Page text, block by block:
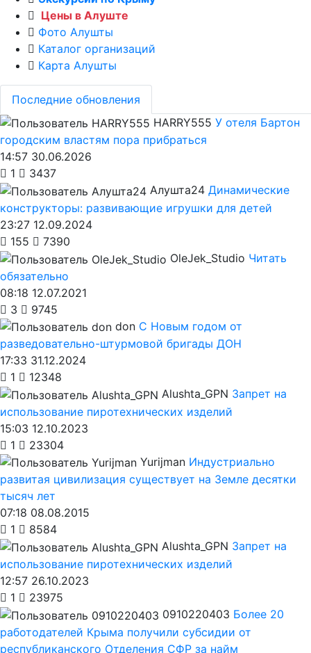
Цены в Алуште
Фото Алушты
Каталог организаций
Карта Алушты
Последние обновления
HARRY555 У отеля Бартон
городским властям пора прибраться
14:57 30.06.2026
1
3437
Алушта24 Динамические
конструкторы: развивающие игрушки для детей
23:27 12.09.2024
155
7390
OleJek_Studio Читать
обязательно
08:18 12.07.2021
3
9745
don С Новым годом от
разведовательно-штурмовой бригады ДОН
17:33 31.12.2024
1
12348
Alushta_GPN Запрет на
использование пиротехнических изделий
15:03 12.10.2023
1
23304
Yurijman Индустриально
развитая цивилизация существует на Земле десятки
тысяч лет
07:18 08.08.2015
1
8584
Alushta_GPN Запрет на
использование пиротехнических изделий
12:57 26.10.2023
1
23975
0910220403 Более 20
работодателей Крыма получили субсидии от
республиканского Отделения СФР за найм